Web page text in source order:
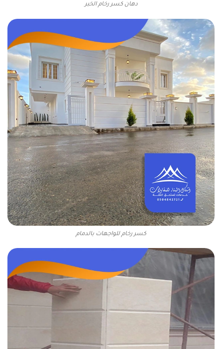
دهان كسر رخام الخبر
كسر رخام للواجهات بالدمام